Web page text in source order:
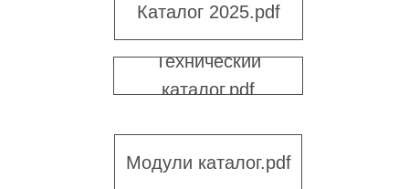
Каталог 2025.pdf
Технический
каталог.pdf
Модули каталог.pdf